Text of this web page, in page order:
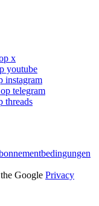
x
youtube
instagram
telegram
threads
Google Privacy